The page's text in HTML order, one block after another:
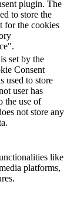
plugin. The
to store the
for the cookies
set by the
Consent
used to store
user has
the use of
not store any
like
platforms,